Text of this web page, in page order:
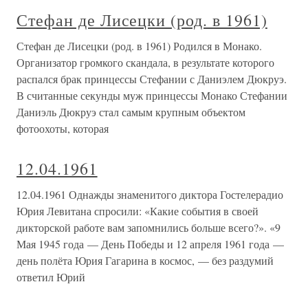
Стефан де Лисецки (род. в 1961)
Стефан де Лисецки (род. в 1961) Родился в Монако.
Организатор громкого скандала, в результате которого
распался брак принцессы Стефании с Даниэлем Дюкруэ.
В считанные секунды муж принцессы Монако Стефании
Даниэль Дюкруэ стал самым крупным объектом
фотоохоты, которая
12.04.1961
12.04.1961 Однажды знаменитого диктора Гостелерадио
Юрия Левитана спросили: «Какие события в своей
дикторской работе вам запомнились больше всего?». «9
Мая 1945 года — День Победы и 12 апреля 1961 года —
день полёта Юрия Гагарина в космос, — без раздумий
ответил Юрий